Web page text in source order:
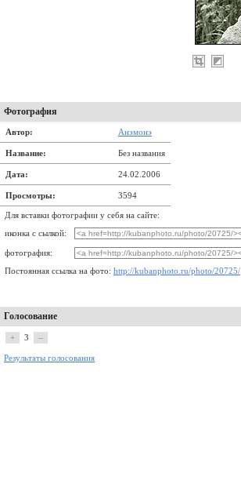
Фотография
Автор: Анэмонэ
Название: Без названия
Дата: 24.02.2006
Просмотры: 3594
Для вставки фотографии у себя на сайте:
иконка с сылкой:
фотография:
Постоянная ссылка на фото: http://kubanphoto.ru/photo/20725/
Голосование
+ 3 –
Результаты голосования